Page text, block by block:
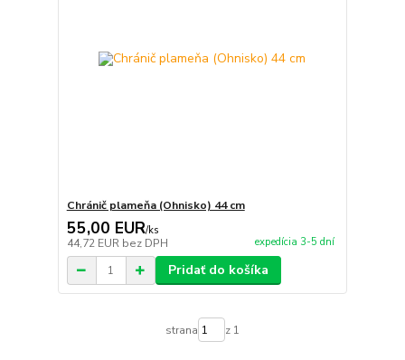
Chránič plameňa (Ohnisko) 44 cm
55,00 EUR/ks
44,72 EUR bez DPH expedícia 3-5 dní
Pridať do košíka
strana z 1